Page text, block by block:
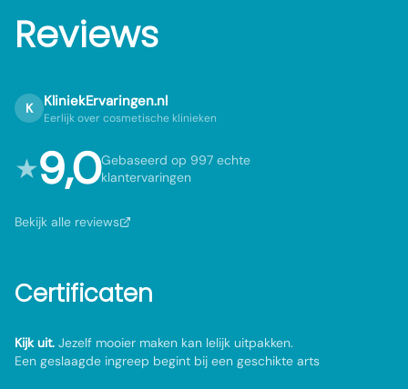
Reviews
K KliniekErvaringen.nl
Eerlijk over cosmetische klinieken
★9,0Gebaseerd op 997 echte
klantervaringen
Bekijk alle reviews
Certificaten
Kijk uit. Jezelf mooier maken kan lelijk uitpakken.
Een geslaagde ingreep begint bij een geschikte arts